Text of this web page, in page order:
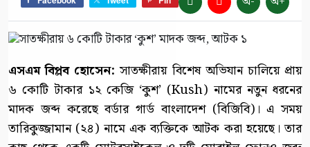
এসএম বিপ্লব হোসেন: সাতক্ষীরায় বিশেষ অভিযান চালিয়ে প্রায়
৬ কোটি টাকার ১২ কেজি ‘কুশ’ (Kush) নামের নতুন ধরনের
মাদক জব্দ করেছে বর্ডার গার্ড বাংলাদেশ (বিজিবি)। এ সময়
তারিকুজ্জামান (২৪) নামে এক ব্যক্তিকে আটক করা হয়েছে। তার